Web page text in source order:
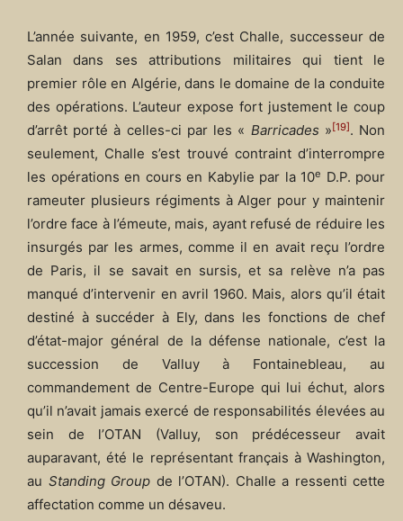
L’année suivante, en 1959, c’est Challe, successeur de
Salan dans ses attributions militaires qui tient le
premier rôle en Algérie, dans le domaine de la conduite
des opérations. L’auteur expose fort justement le coup
d’arrêt porté à celles-ci par les « Barricades »[19]. Non
seulement, Challe s’est trouvé contraint d’interrompre
les opérations en cours en Kabylie par la 10e D.P. pour
rameuter plusieurs régiments à Alger pour y maintenir
l’ordre face à l’émeute, mais, ayant refusé de réduire les
insurgés par les armes, comme il en avait reçu l’ordre
de Paris, il se savait en sursis, et sa relève n’a pas
manqué d’intervenir en avril 1960. Mais, alors qu’il était
destiné à succéder à Ely, dans les fonctions de chef
d’état-major général de la défense nationale, c’est la
succession de Valluy à Fontainebleau, au
commandement de Centre-Europe qui lui échut, alors
qu’il n’avait jamais exercé de responsabilités élevées au
sein de l’OTAN (Valluy, son prédécesseur avait
auparavant, été le représentant français à Washington,
au Standing Group de l’OTAN). Challe a ressenti cette
affectation comme un désaveu.